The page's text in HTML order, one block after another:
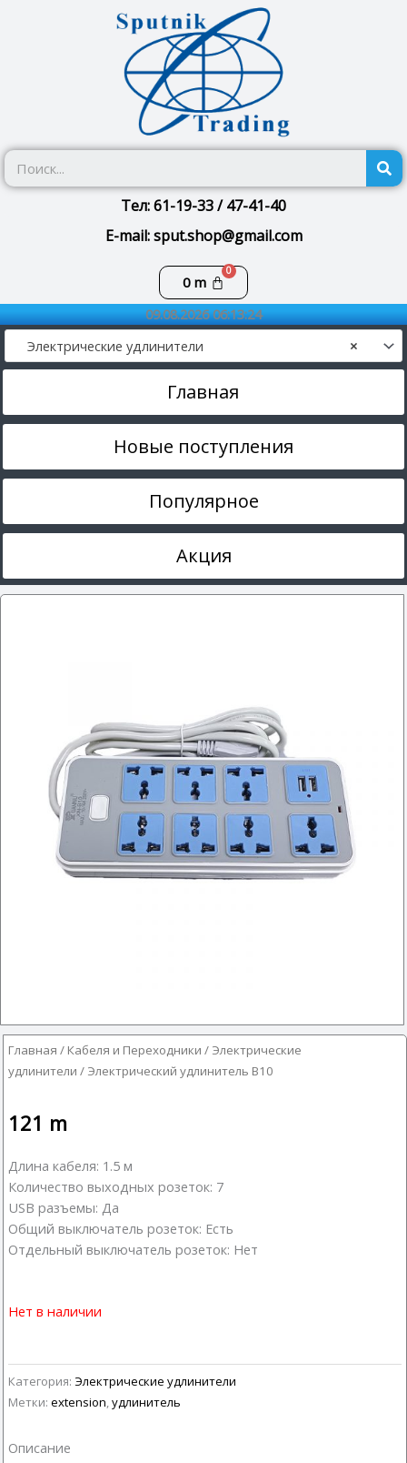
Тел: 61-19-33 / 47-41-40
E-mail: sput.shop@gmail.com
0m
Корзина
09.08.2026 06:13:24
×
Электрические удлинители
Главная
Новые поступления
Популярное
Акция
Главная / Кабеля и Переходники / Электрические
удлинители / Электрический удлинитель B10
121 m
Длина кабеля: 1.5 м
Количество выходных розеток: 7
USB разъемы: Да
Общий выключатель розеток: Есть
Отдельный выключатель розеток: Нет
Нет в наличии
Категория: Электрические удлинители
Метки: extension удлинитель
Описание